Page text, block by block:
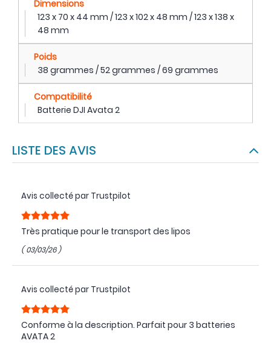
Dimensions
123 x 70 x 44 mm / 123 x 102 x 48 mm / 123 x 138 x
48 mm
Poids
38 grammes / 52 grammes / 69 grammes
Compatibilité
Batterie DJI Avata 2
LISTE DES AVIS
Avis collecté par Trustpilot
Très pratique pour le transport des lipos
( 03/03/26 )
Avis collecté par Trustpilot
Conforme à la description. Parfait pour 3 batteries
AVATA 2